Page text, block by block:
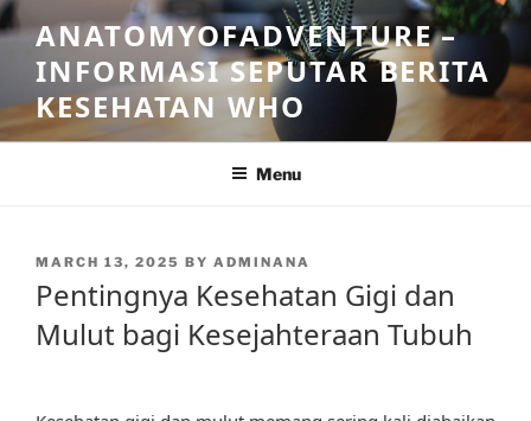
Skip
to
content
ANATOMYOFADVENTURE –
INFORMASI SEPUTAR BERITA
KESEHATAN WHO
Menu
POSTED
MARCH 13, 2025 BY ADMINANA
Pentingnya Kesehatan Gigi dan
Mulut bagi Kesejahteraan Tubuh